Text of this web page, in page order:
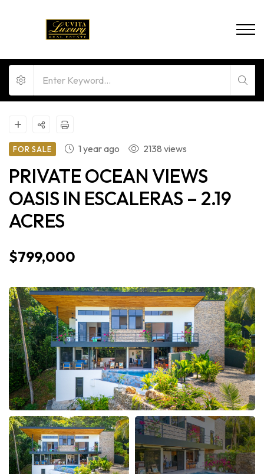
FOR SALE 1 year ago 2138 views
PRIVATE OCEAN VIEWS
OASIS IN ESCALERAS – 2.19
ACRES
$799,000